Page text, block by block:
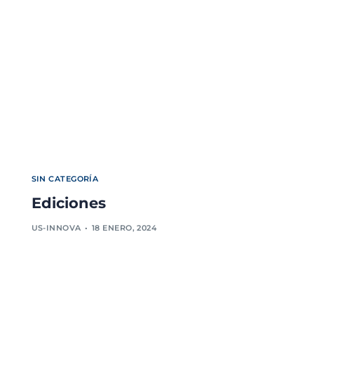
SIN CATEGORÍA
Ediciones
US-INNOVA 18 ENERO, 2024